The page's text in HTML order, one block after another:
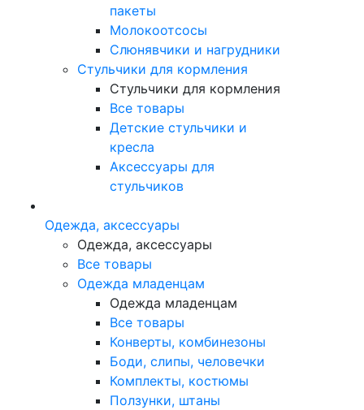
пакеты
Молокоотсосы
Слюнявчики и нагрудники
Стульчики для кормления
Стульчики для кормления
Все товары
Детские стульчики и
кресла
Аксессуары для
стульчиков
Одежда, аксессуары
Одежда, аксессуары
Все товары
Одежда младенцам
Одежда младенцам
Все товары
Конверты, комбинезоны
Боди, слипы, человечки
Комплекты, костюмы
Ползунки, штаны